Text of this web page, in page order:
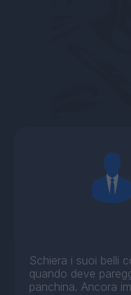
Schiera i suoi belli
quando deve
panchina. Ancora